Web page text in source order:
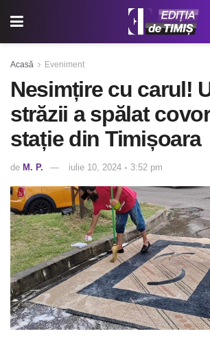
Acasă Eveniment
Nesimțire cu carul!
străzii a spălat
stație din Timișoara
de M. P. iulie 10, 2024 ◦ 3:52 pm